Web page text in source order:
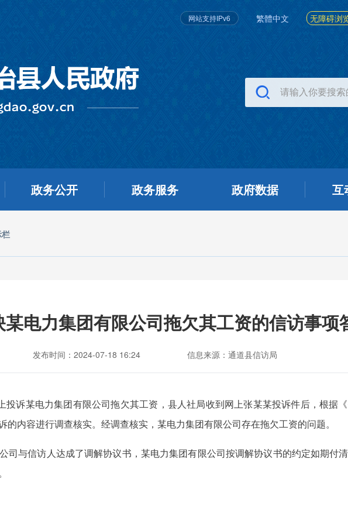
网站支持IPv6 繁體中文 无障碍浏
政务公开 政务服务 政府数据 互
电力集团有限公司拖欠其工资的信访事项
发布时间：2024-07-18 16:24 信息来源：通道县信访局
投诉某电力集团有限公司拖欠其工资，县人社局收到网上张某某投诉件后，根据
内容进行调查核实。经调查核实，某电力集团有限公司存在拖欠工资的问题。
司与信访人达成了调解协议书，某电力集团有限公司按调解协议书的约定如期付